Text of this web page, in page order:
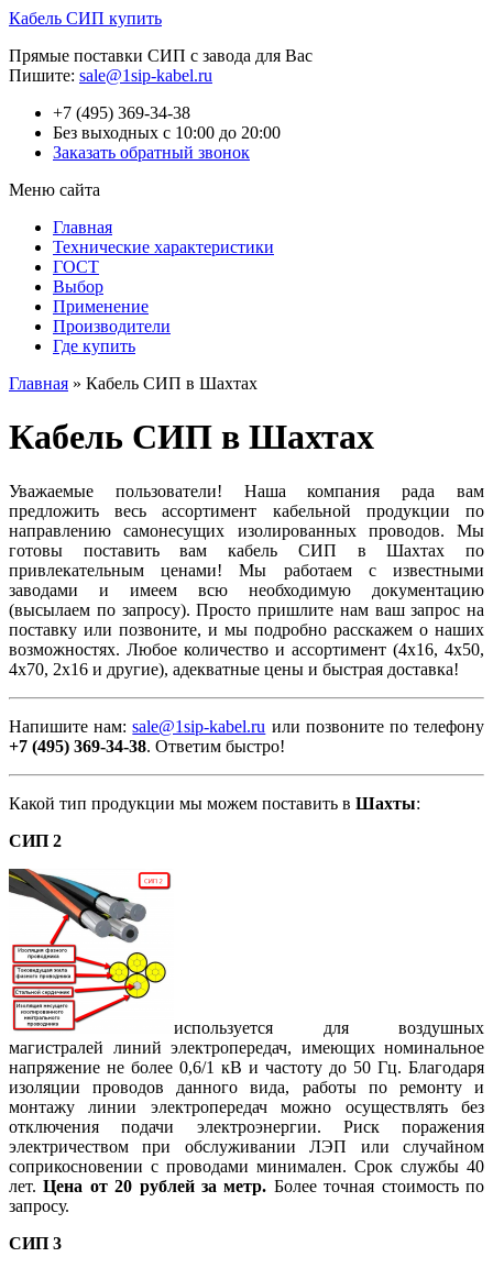
Кабель СИП купить
Прямые поставки СИП с завода для Вас
Пишите: sale@1sip-kabel.ru
+7 (495) 369-34-38
Без выходных с 10:00 до 20:00
Заказать обратный звонок
Меню сайта
Главная
Технические характеристики
ГОСТ
Выбор
Применение
Производители
Где купить
Главная » Кабель СИП в Шахтах
Кабель СИП в Шахтах
Уважаемые пользователи! Наша компания рада вам
предложить весь ассортимент кабельной продукции по
направлению самонесущих изолированных проводов. Мы
готовы поставить вам кабель СИП в Шахтах по
привлекательным ценами! Мы работаем с известными
заводами и имеем всю необходимую документацию
(высылаем по запросу). Просто пришлите нам ваш запрос на
поставку или позвоните, и мы подробно расскажем о наших
возможностях. Любое количество и ассортимент (4х16, 4х50,
4х70, 2х16 и другие), адекватные цены и быстрая доставка!
Напишите нам:sale@1sip-kabel.ru или позвоните по телефону
+7 (495) 369-34-38. Ответим быстро!
Какой тип продукции мы можем поставить в Шахты:
СИП 2
используется для воздушных
магистралей линий электропередач, имеющих номинальное
напряжение не более 0,6/1 кВ и частоту до 50 Гц. Благодаря
изоляции проводов данного вида, работы по ремонту и
монтажу линии электропередач можно осуществлять без
отключения подачи электроэнергии. Риск поражения
электричеством при обслуживании ЛЭП или случайном
соприкосновении с проводами минимален. Срок службы 40
лет.Цена от 20 рублей за метр. Более точная стоимость по
запросу.
СИП 3